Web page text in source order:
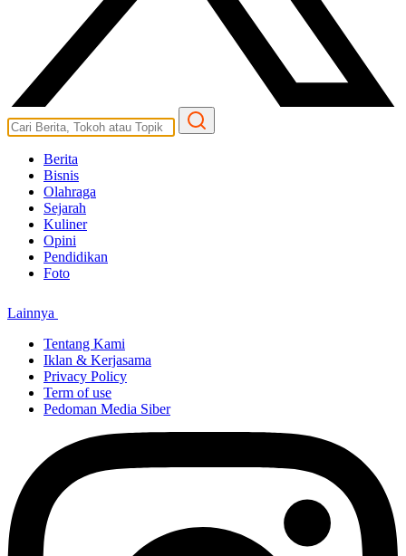
Berita
Bisnis
Olahraga
Sejarah
Kuliner
Opini
Pendidikan
Foto
Lainnya
Tentang Kami
Iklan & Kerjasama
Privacy Policy
Term of use
Pedoman Media Siber